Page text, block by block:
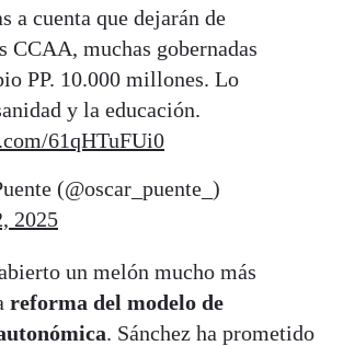
a cuenta que dejarán de
CCAA, muchas gobernadas
PP. 10.000 millones. Lo
y la educación.
61qHTuFUi0
(@oscar_puente_)
2025
un melón mucho más
reforma del modelo de
. Sánchez ha prometido